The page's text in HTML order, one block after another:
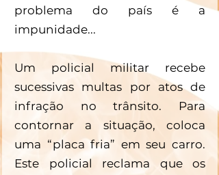
problema do país é a
impunidade...
Um policial militar recebe
sucessivas multas por atos de
infração no trânsito. Para
contornar a situação, coloca
uma “placa fria” em seu carro.
Este policial reclama que os